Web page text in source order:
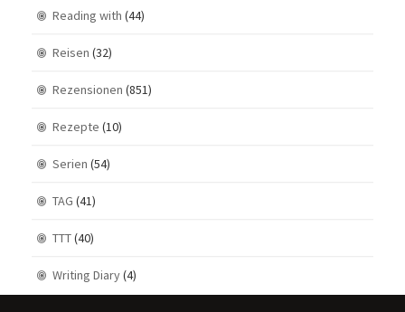
Reading with (44)
Reisen (32)
Rezensionen (851)
Rezepte (10)
Serien (54)
TAG (41)
TTT(40)
Writing Diary(4)